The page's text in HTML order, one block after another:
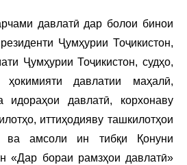
давлатӣ дар болои бинои
Ҷумҳурии Тоҷикистон,
Ҷумҳурии Тоҷикистон, судҳо,
давлатии маҳалӣ,
идораҳои давлатӣ, корхонаву
иттиҳодияву ташкилотҳои
ва амсоли ин тибқи Қонуни
«Дар бораи рамзҳои давлатӣ»